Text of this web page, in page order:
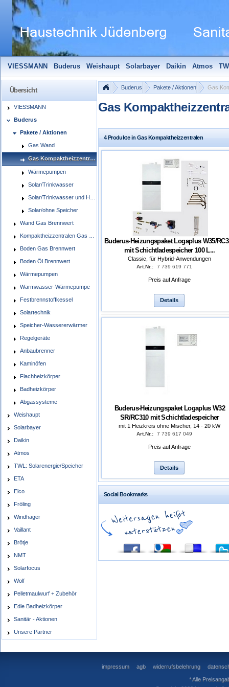
VIESSMANN Buderus Weishaupt Solarbayer Daikin Atmos
Solarfocus
Wolf Pelletmaulwurf + Zubehör Edle Badheizkörper
Übersicht
VIESSMANN
Buderus
Pakete / Aktionen
Gas Wand
Gas Kompaktheizzentralen
Wärmepumpen
Solar/Trinkwasser
Solar/Trinkwasser und Heizung
Solar/ohne Speicher
Wand Gas Brennwert
Kompaktheizzentralen Gas Brennwert
Boden Gas Brennwert
Boden Öl Brennwert
Wärmepumpen
Warmwasser-Wärmepumpe
Festbrennstoffkessel
Solartechnik
Speicher-Wassererwärmer
Regelgeräte
Anbaubrenner
Kaminöfen
Flachheizkörper
Badheizkörper
Abgassysteme
Weishaupt
Solarbayer
Daikin
Atmos
TWL: Solarenergie/Speicher
ETA
Elco
Fröling
Windhager
Vaillant
Brötje
NMT
Solarfocus
Wolf
Pelletmaulwurf + Zubehör
Edle Badheizkörper
Sanitär - Aktionen
Unsere Partner
Buderus Pakete / Aktionen Gas
Gas
4 Produkte in Gas Kompaktheizzentralen
Buderus-Heizungspaket Logaplus W35/
mit Schichtladespeicher 100 L...
Classic, für Hybrid-Anwendungen
Art.Nr.: 7 739 619 771
Preis auf Anfrage
Details
Buderus-Heizungspaket Logaplus W32
SR/RC310 mit Schichtladespeicher
mit 1 Heizkreis ohne Mischer, 14 - 20 kW
Art.Nr.: 7 739 617 049
Preis auf Anfrage
Details
Social Bookmarks
impressum agb widerrufsbelehrung
* Alle